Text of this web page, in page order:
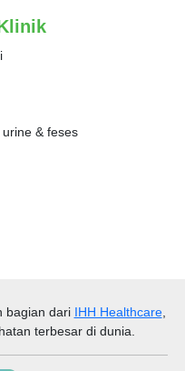
& feses
bagian dari IHH Healthcare,
terbesar di dunia.